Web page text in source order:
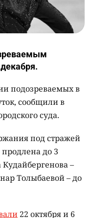
подозреваемых в
сообщили в
суда.
под стражей
до 3
–
Толыбаевой – до
22 октября и 6